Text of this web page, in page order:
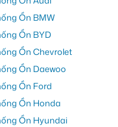
Ồn BMW
Ồn BYD
Ồn Chevrolet
Ồn Daewoo
Ồn Ford
Ồn Honda
Ồn Hyundai